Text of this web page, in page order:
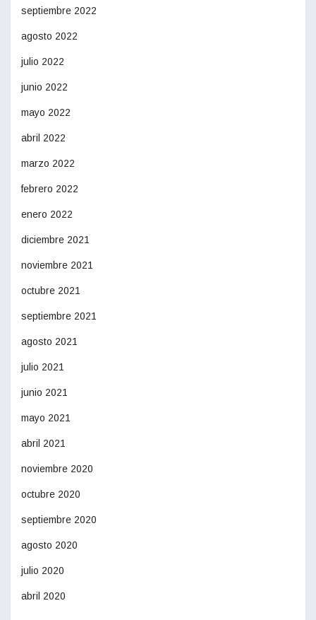
septiembre 2022
agosto 2022
julio 2022
junio 2022
mayo 2022
abril 2022
marzo 2022
febrero 2022
enero 2022
diciembre 2021
noviembre 2021
octubre 2021
septiembre 2021
agosto 2021
julio 2021
junio 2021
mayo 2021
abril 2021
noviembre 2020
octubre 2020
septiembre 2020
agosto 2020
julio 2020
abril 2020